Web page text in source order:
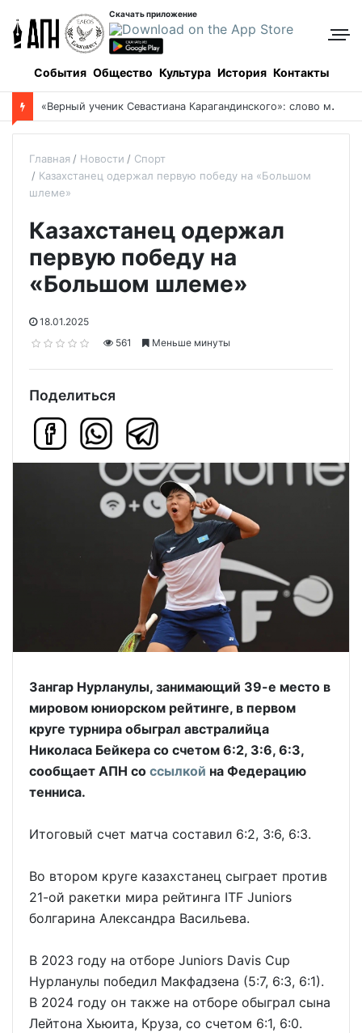
Скачать приложение
События Общество Культура История Контакты
«Верный ученик Севастиана Карагандинского»: слово митрополита Александра о почившем схиархимандрите Пахомии
Главная Новости
Спорт
Казахстанец одержал первую победу на «Большом
шлеме»
Казахстанец одержал
первую победу на
«Большом шлеме»
18.01.2025
561
Меньше минуты
Поделиться
Зангар Нурланулы, занимающий 39-е место в
мировом юниорском рейтинге, в первом
круге турнира обыграл австралийца
Николаса Бейкера со счетом 6:2, 3:6, 6:3,
сообщает АПН со ссылкой на Федерацию
тенниса.
Итоговый счет матча составил 6:2, 3:6, 6:3.
Во втором круге казахстанец сыграет против
21-ой ракетки мира рейтинга ITF Juniors
болгарина Александра Васильева.
В 2023 году на отборе Juniors Davis Cup
Нурланулы победил Макфадзена (5:7, 6:3, 6:1).
В 2024 году он также на отборе обыграл сына
Лейтона Хьюита, Круза, со счетом 6:1, 6:0.